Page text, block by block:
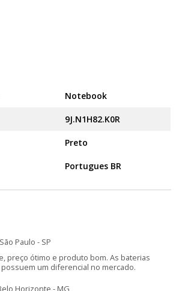
Notebook
9J.N1H82.K0R
Preto
Portugues BR
São Paulo - SP
preço ótimo e produto bom. As baterias
um diferencial no mercado.
Horizonte - MG